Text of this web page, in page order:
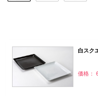
白スク
価格：